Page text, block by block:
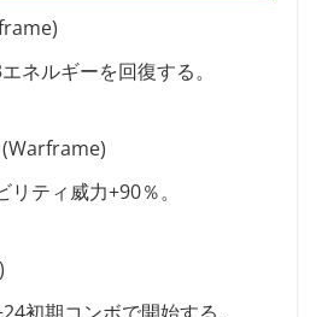
ネルギーを回復する。
(Warframe)
ティ威力+90％。